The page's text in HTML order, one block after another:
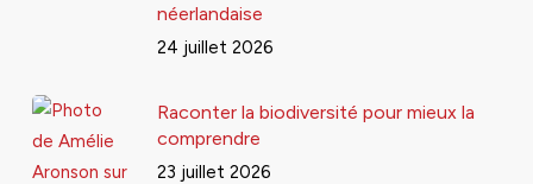
néerlandaise
24 juillet 2026
Raconter la biodiversité pour mieux la
comprendre
23 juillet 2026